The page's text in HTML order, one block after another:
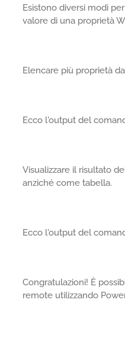
Esistono diversi modi
valore di una proprietà
Elencare più proprietà
Ecco l'output del
Visualizzare il risultato
anziché come tabella.
Ecco l'output del
Congratulazioni! È
remote utilizzando